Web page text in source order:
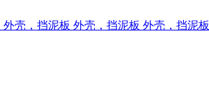
外壳，挡泥板 外壳，挡泥板 外壳，挡泥板